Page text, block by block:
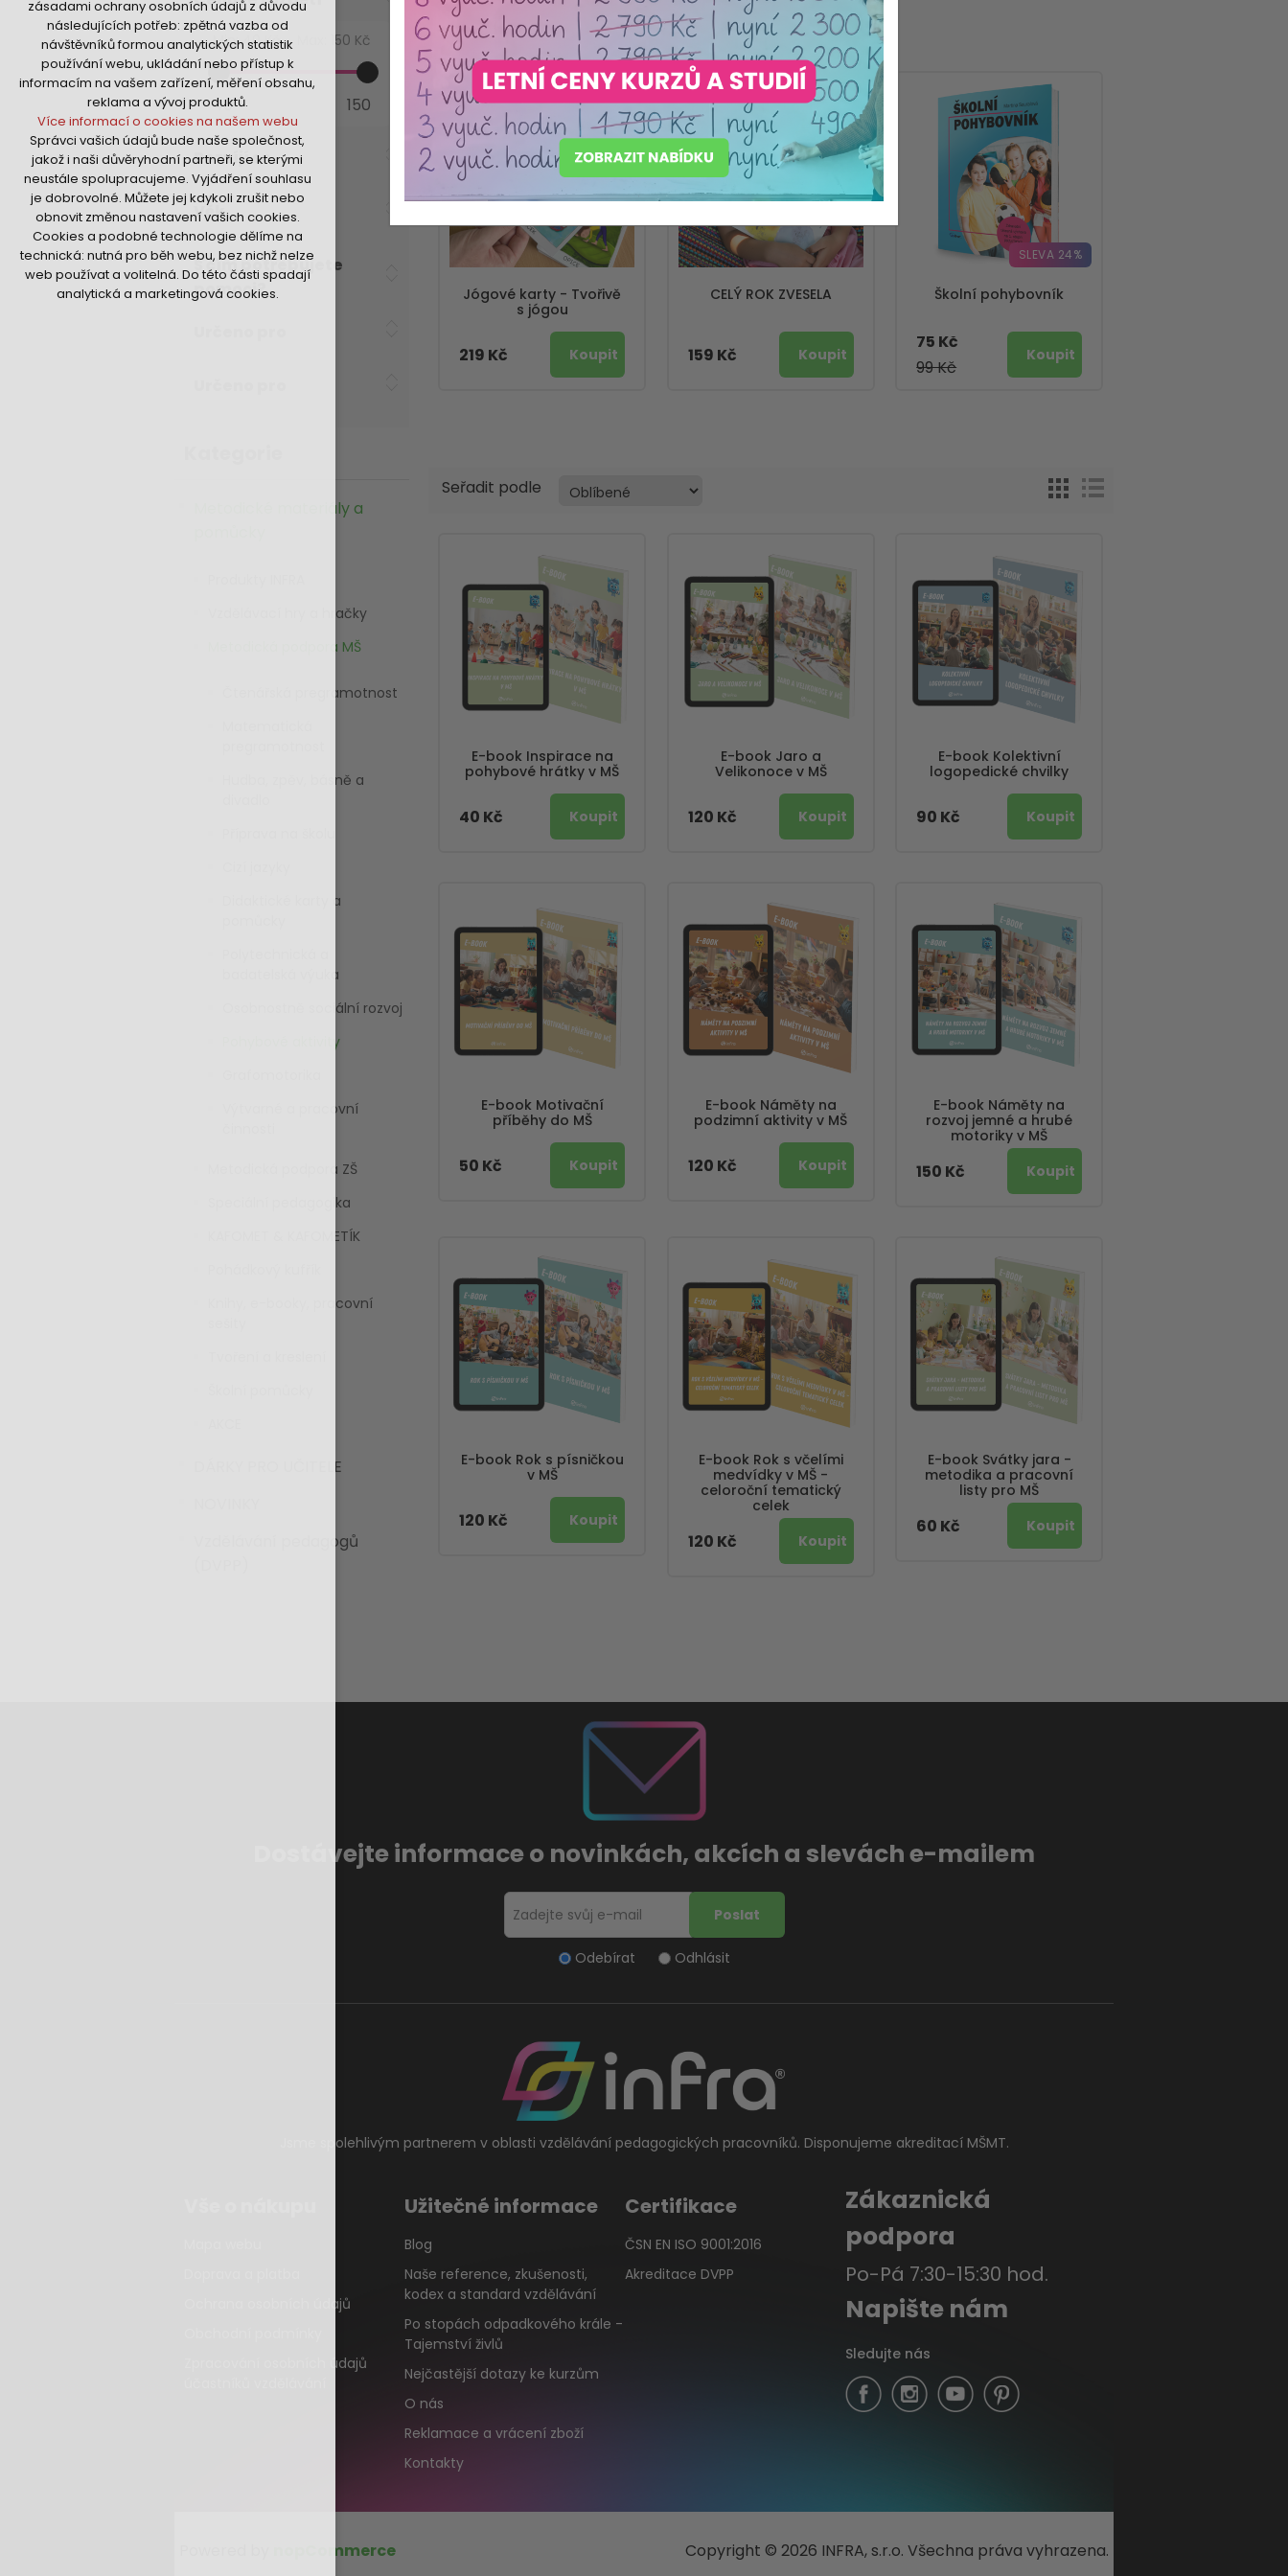
nutná pro provozování webu
udržení kontextu stránek (session):
případná přihlášení, volby jazyka, apod.
Volitelná cookies
analytická pro anonymizované
vyhodnocení návštěvnosti
marketingová cookies (Google,Hotjar,Sklik)
Více informací o cookies na našem webu
Přijmout všechny cookies
Odmítnout vše
zásadami ochrany osobních údajů z důvodu
následujících potřeb: zpětná vazba od
návštěvníků formou analytických statistik
používání webu, ukládání nebo přístup k
informacím na vašem zařízení, měření obsahu,
reklama a vývoj produktů.
Více informací o cookies na našem webu
Správci vašich údajů bude naše společnost,
jakož i naši důvěryhodní partneři, se kterými
neustále spolupracujeme. Vyjádření souhlasu
je dobrovolné. Můžete jej kdykoli zrušit nebo
obnovit změnou nastavení vašich cookies.
Cookies a podobné technologie dělíme na
technická: nutná pro běh webu, bez nichž nelze
web používat a volitelná. Do této části spadají
analytická a marketingová cookies.
Min: 40 Kč 150 Kč
40 150
Rozvíjí se
Věk
S čím potřebujete
pomoci?
Metodické materiály a
Vzdělávací hry a hračky
Metodická podpora MŠ
Čtenářská pregramotnost
Hudba, zpěv, básně a
Didaktické karty a
badatelská výuka
Osobnostně sociální rozvoj
Pohybové aktivity
Výtvarné a pracovní
Metodická podpora ZŠ
Speciální pedagogika
KAFOMET & KAFOMETÍK
Knihy, e-booky, pracovní
DÁRKY PRO UČITELE
Vzdělávání pedagogů
Nejprodávanější
Jógové karty - Tvořivě
s jógou
219 Kč
CELÝ ROK ZVESELA
159 Kč
SLEVA 24%
Školní pohybovník
99 Kč
75 Kč
Seřadit podle
E-book Inspirace na
pohybové hrátky v MŠ
40 Kč
E-book Jaro a
Velikonoce v MŠ
120 Kč
E-book Kolektivní
logopedické chvilky
90 Kč
E-book Motivační
příběhy do MŠ
50 Kč
E-book Náměty na
podzimní aktivity v MŠ
120 Kč
E-book Náměty na
rozvoj jemné a hrubé
motoriky v MŠ
150 Kč
E-book Rok s písničkou
v MŠ
120 Kč
E-book Rok s včelími
medvídky v MŠ -
celoroční tematický
celek
120 Kč
E-book Svátky jara -
metodika a pracovní
listy pro MŠ
60 Kč
Dostávejte informace o novinkách, akcích a slevách e-mailem
Odebírat Odhlásit
Jsme spolehlivým partnerem v oblasti vzdělávání pedagogických pracovníků. Disponujeme akreditací MŠMT.
Ochrana osobních údajů
Zpracování osobních údajů
Užitečné informace
Blog
Naše reference, zkušenosti,
kodex a standard vzdělávání
Po stopách odpadkového krále -
Tajemství živlů
Nejčastější dotazy ke kurzům
O nás
Reklamace a vrácení zboží
Kontakty
Certifikace
ČSN EN ISO 9001:2016
Akreditace DVPP
Zákaznická
podpora
Po-Pá 7:30-15:30 hod.
Napište nám
Sledujte nás
Copyright © 2026 INFRA, s.r.o. Všechna práva vyhrazena.
nopCommerce